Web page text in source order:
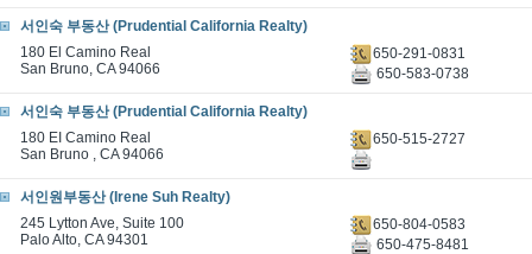
서인숙 부동산 (Prudential California Realty)
180 El Camino Real
San Bruno, CA 94066
650-291-0831
650-583-0738
서인숙 부동산 (Prudential California Realty)
180 EI Camino Real
San Bruno , CA 94066
650-515-2727
서인원부동산 (Irene Suh Realty)
245 Lytton Ave, Suite 100
Palo Alto, CA 94301
650-804-0583
650-475-8481